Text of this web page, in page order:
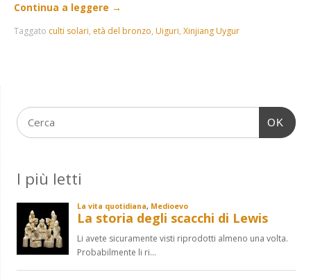
Continua a leggere →
Taggato culti solari, età del bronzo, Uiguri,Xinjiang Uygur
OK
I più letti